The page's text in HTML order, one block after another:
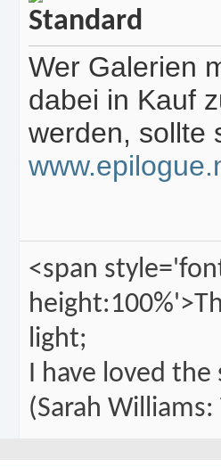
Wer Galerien
dabei in Kauf
werden, sollte
<span
light;
I have loved
(Sarah